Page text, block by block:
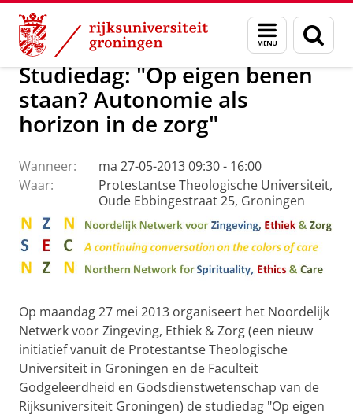
Skip
Content
Skip
Navigation
Menu
en
zoeken
Faculteit Religie, Cultuur en Maatschappij Agenda
Studiedag: "Op eigen benen
staan? Autonomie als
horizon in de zorg"
Wanneer:
ma 27-05-2013 09:30 - 16:00
Waar:
Protestantse Theologische Universiteit,
Oude Ebbingestraat 25, Groningen
Op maandag 27 mei 2013 organiseert het Noordelijk
Netwerk voor Zingeving, Ethiek & Zorg (een nieuw
initiatief vanuit de Protestantse Theologische
Universiteit in Groningen en de Faculteit
Godgeleerdheid en Godsdienstwetenschap van de
Rijksuniversiteit Groningen) de studiedag "Op eigen